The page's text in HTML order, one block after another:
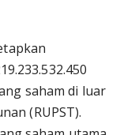
saham di luar
(RUPST).